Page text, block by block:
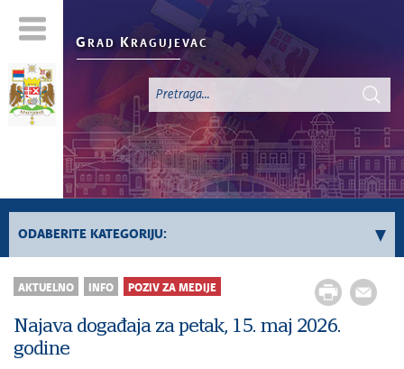
G RAD K RAGUJEVAC
ODABERITE KATEGORIJU:
Sve vesti
Servisne Informacije
Generalno
AKTUELNO INFO POZIV ZA MEDIJE
Najava događaja za petak, 15. maj 2026.
godine